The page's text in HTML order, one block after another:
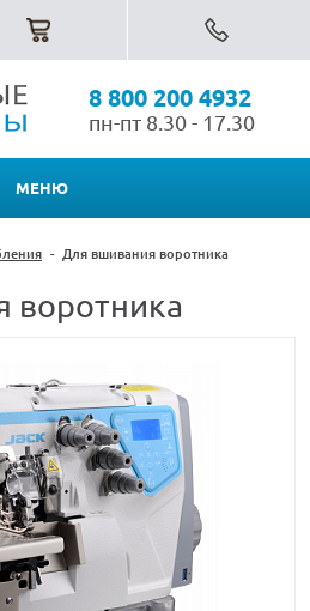
8 800 200 4932
пн-пт 8.30 - 17.30
МЕНЮ
- Для вшивания воротника
воротника